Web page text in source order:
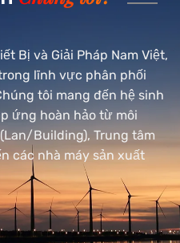
Bị và Giải Pháp Nam Việt,
lĩnh vực phân phối
tôi mang đến hệ sinh
ứng hoàn hảo từ môi
Building), Trung tâm
các nhà máy sản xuất